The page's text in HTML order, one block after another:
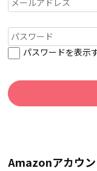
パスワードを表示
Amazonアカウ